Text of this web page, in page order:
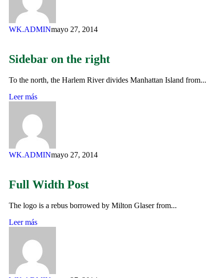
WK.ADMINmayo 27, 2014
Sidebar on the right
To the north, the Harlem River divides Manhattan Island from...
Leer más
WK.ADMINmayo 27, 2014
Full Width Post
The logo is a rebus borrowed by Milton Glaser from...
Leer más